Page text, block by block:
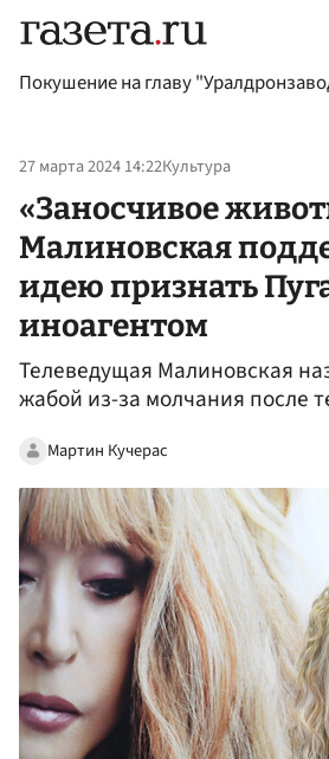
Покушение на главу
27 марта 2024 14:22Культура
«Заносчивое
Малиновская
идею признать
иноагентом
Телеведущая Малиновская
жабой из-за молчания после
Мартин Кучерас